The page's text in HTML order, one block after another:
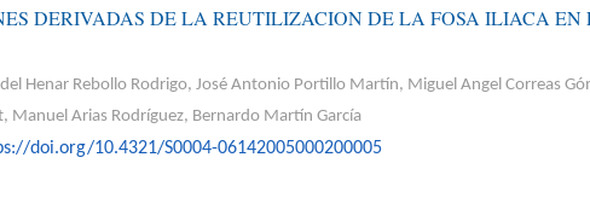
DERIVADAS DE LA REUTILIZACION DE LA FOSA ILIACA EN
Henar Rebollo Rodrigo, José Antonio Portillo Martín, Miguel Angel Correas
Manuel Arias Rodríguez, Bernardo Martín García
doi.org/10.4321/S0004-06142005000200005